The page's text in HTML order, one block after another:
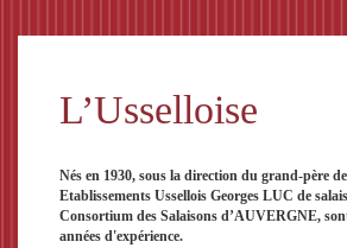
L’Usselloise
Nés en 1930, sous la direction du grand-père
Etablissements Ussellois Georges LUC de
Consortium des Salaisons d’AUVERGNE,
années d'expérience.